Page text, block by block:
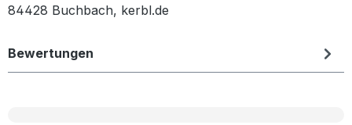
84428 Buchbach, kerbl.de
Bewertungen